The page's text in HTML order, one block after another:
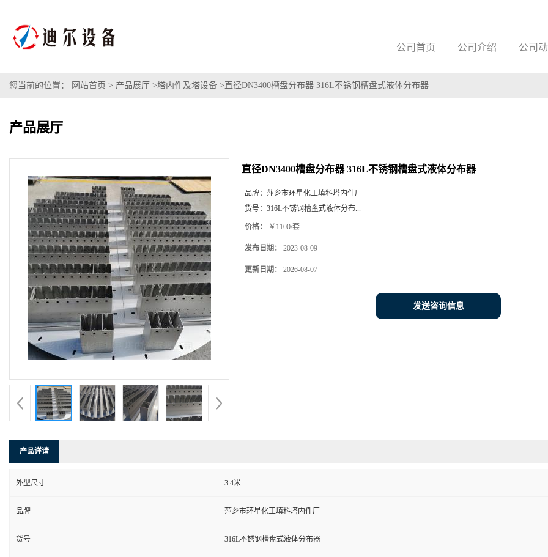
公司首页 公司介绍 公司
您当前的位置： 网站首页 > 产品展厅 >塔内件及塔设备 > 直径DN3400槽盘分布器 316L不锈钢槽盘式液体分布器
产品展厅
直径DN3400槽盘分布器 316L不锈钢槽盘式液体分布器
品牌： 萍乡市环星化工填料塔内件厂
货号： 316L不锈钢槽盘式液体分布...
价格： ￥1100/套
发布日期： 2023-08-09
更新日期： 2026-08-07
发送咨询信息
产品详请
外型尺寸 3.4米
品牌 萍乡市环星化工填料塔内件厂
货号 316L不锈钢槽盘式液体分布器